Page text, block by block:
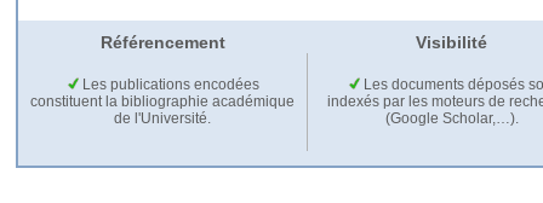
Référencement Visibilité
Les publications encodées
constituent la bibliographie académique
de l'Université.
Les documents déposés
indexés par les moteurs de
(Google Scholar,…).